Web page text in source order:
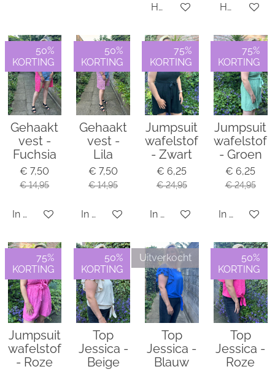
Houd mij op de hoogte
Houd mij
50%
KORTING
Gehaakt
vest -
Fuchsia
€ 7,50
€ 14,95
In winkelwagen
50%
KORTING
Gehaakt
vest -
Lila
€ 7,50
€ 14,95
In winkelwagen
75%
KORTING
Jumpsuit
wafelstof
- Zwart
€ 6,25
€ 24,95
In winkelwagen
75%
KORTING
Jumpsuit
wafelstof
- Groen
€ 6,25
€ 24,95
In
75%
KORTING
Jumpsuit
wafelstof
- Roze
50%
KORTING
Top
Jessica -
Beige
Uitverkocht
Top
Jessica -
Blauw
50%
KORTING
Top
Jessica -
Roze